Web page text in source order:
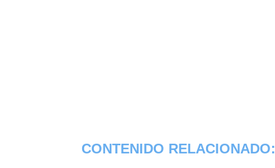
CONTENIDO RELACIONADO: